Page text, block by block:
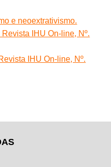
e neoextrativismo.
IHU On-line, Nº.
IHU On-line, Nº.